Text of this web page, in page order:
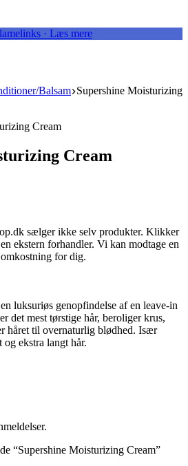
· Læs mere
Balsam Supershine Moisturizing
Cream
sælger ikke selv produkter. Klikker
ekstern forhandler. Vi kan modtage en
for dig.
luksuriøs genopfindelse af en leave-in
det mest tørstige hår, beroliger krus,
håret til overnaturlig blødhed. Især
ekstra langt hår.
“Supershine Moisturizing Cream”